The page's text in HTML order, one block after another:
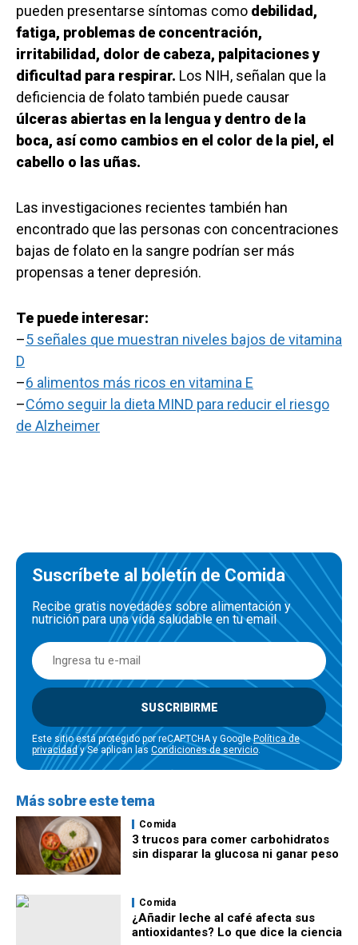
pueden presentarse síntomas como debilidad,
fatiga, problemas de concentración,
irritabilidad, dolor de cabeza, palpitaciones y
dificultad para respirar. Los NIH, señalan que la
deficiencia de folato también puede causar
úlceras abiertas en la lengua y dentro de la
boca, así como cambios en el color de la piel, el
cabello o las uñas.
Las investigaciones recientes también han
encontrado que las personas con concentraciones
bajas de folato en la sangre podrían ser más
propensas a tener depresión.
Te puede interesar:
–5 señales que muestran niveles bajos de vitamina
D
–6 alimentos más ricos en vitamina E
–Cómo seguir la dieta MIND para reducir el riesgo
de Alzheimer
Suscríbete al boletín de Comida
Recibe gratis novedades sobre alimentación y
nutrición para una vida saludable en tu email
SUSCRIBIRME
Este sitio está protegido por reCAPTCHA y GooglePolítica de
privacidady Se aplican las Condiciones de servicio.
Más sobre este tema
Comida
3 trucos para comer carbohidratos
sin disparar la glucosa ni ganar peso
Comida
¿Añadir leche al café afecta sus
antioxidantes? Lo que dice la ciencia